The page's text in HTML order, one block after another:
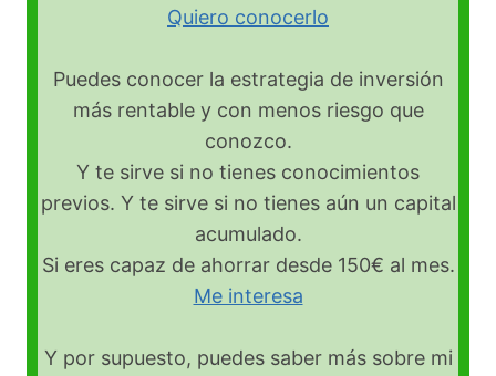
Quiero conocerlo
Puedes conocer la estrategia de inversión
más rentable y con menos riesgo que
conozco.
Y te sirve si no tienes conocimientos
previos. Y te sirve si no tienes aún un capital
acumulado.
Si eres capaz de ahorrar desde 150€ al mes.
Me interesa
Y por supuesto, puedes saber más sobre mi